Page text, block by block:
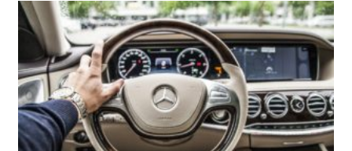
הסבר
על
מדידה
של
קרינה
בכלי
רכב